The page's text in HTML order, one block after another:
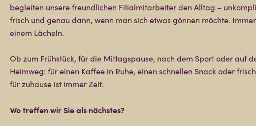
begleiten unsere freundlichen Filialmitarbeiter den Alltag –
frisch und genau dann, wenn man sich etwas gönnen möchte.
einem Lächeln.
Ob zum Frühstück, für die Mittagspause, nach dem Sport oder auf
Heimweg: für einen Kaffee in Ruhe, einen schnellen Snack oder
für zuhause ist immer Zeit.
Wo treffen wir Sie als nächstes?